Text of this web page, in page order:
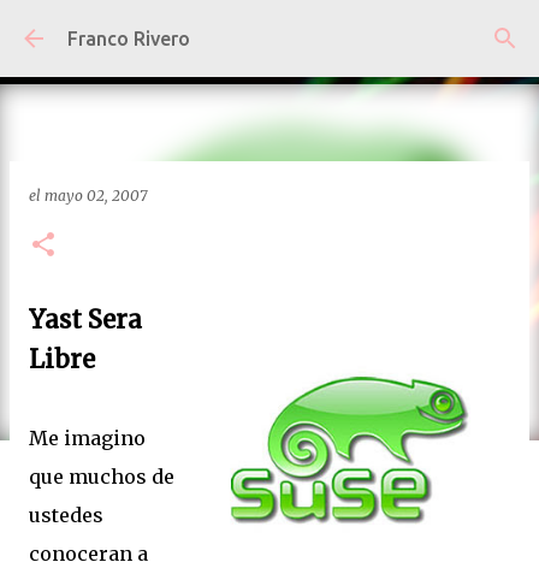
Ir al contenido principal
Franco Rivero
el mayo 02, 2007
Yast Sera
Libre
Me imagino
que muchos de
ustedes
conoceran a